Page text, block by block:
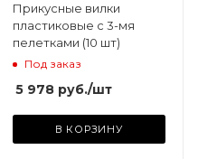
Прикусные вилки
пластиковые с 3-мя
пелетками (10 шт)
Под заказ
5 978руб./шт
В КОРЗИНУ